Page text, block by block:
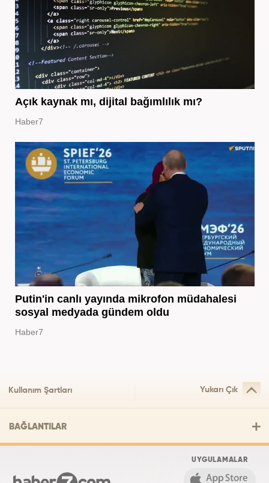
Açık kaynak mı, dijital bağımlılık mı?
Haber7
Putin'in canlı yayında mikrofon müdahalesi
sosyal medyada gündem oldu
Haber7
Kullanım Şartları Yukarı Çık
BAĞLANTILAR
UYGULAMALAR